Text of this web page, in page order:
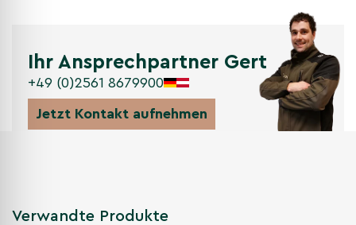
Ganzjährig pflanzbar, außer bei gefrorenem Boden oder
großer Sommerhitze; ausreichend Platz für die Krone
Ballen auf Bodenniveau). Verdichtungen lösen, Staunässe
Ihr Ansprechpartner Gert
+49 (0)2561 8679900
Jetzt Kontakt aufnehmen
Verwandte Produkte